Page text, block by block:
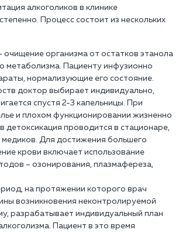
алкоголиков в клинике
Процесс состоит из нескольких
очищение организма от остатков этанола
метаболизма. Пациенту инфузионно
нормализующие его состояние.
доктор выбирает индивидуально,
спустя 2-3 капельницы. При
и плохом функционировании жизненно
детоксикация проводится в стационаре,
Для достижения большего
крови включает использование
– озонирования, плазмафереза,
на протяжении которого врач
возникновения неконтролируемой
разрабатывает индивидуальный план
Пациент в это время